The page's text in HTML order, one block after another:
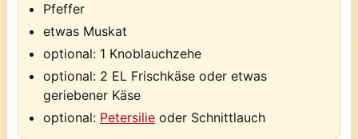
Pfeffer
etwas Muskat
optional: 1 Knoblauchzehe
optional: 2 EL Frischkäse oder etwas
geriebener Käse
optional: Petersilie oder Schnittlauch